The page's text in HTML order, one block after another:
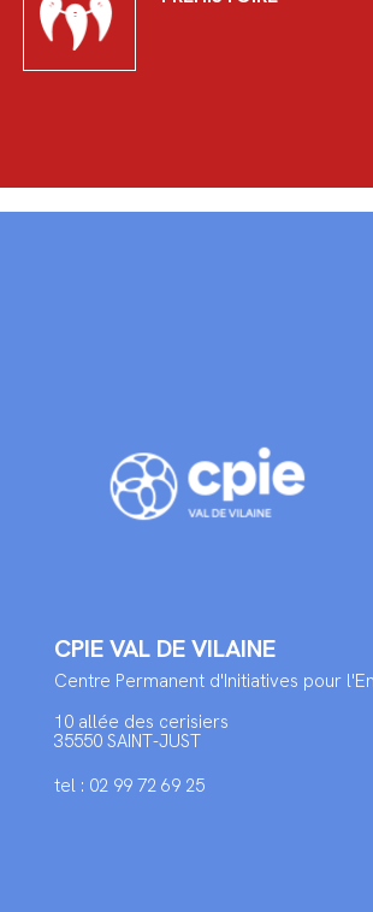
CPIE VAL DE VILAINE
Centre Permanent d'Initiatives pour
10 allée des cerisiers
35550 SAINT-JUST
tel : 02 99 72 69 25